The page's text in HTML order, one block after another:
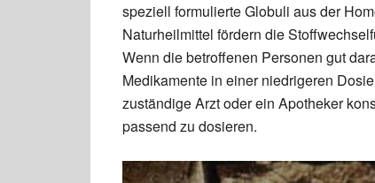
speziell formulierte Globuli aus der
Naturheilmittel fördern die
Wenn die betroffenen Personen gut
Medikamente in einer niedrigeren
zuständige Arzt oder ein Apotheker
passend zu dosieren.